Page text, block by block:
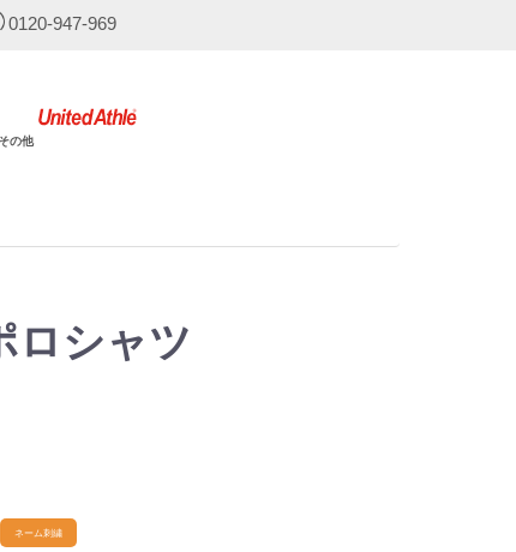
0120-947-969
の他
ロシャツ
ネーム刺繍